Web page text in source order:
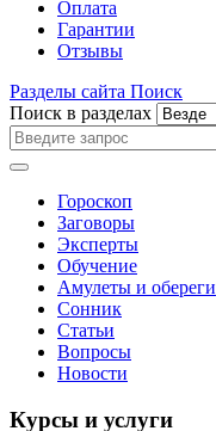
Оплата
Гарантии
Отзывы
Разделы сайта Поиск
Поиск в разделах
Гороскоп
Заговоры
Эксперты
Обучение
Амулеты и обереги
Сонник
Статьи
Вопросы
Новости
Курсы и услуги